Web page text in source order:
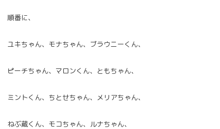
順番に、
ユキちゃん、モナちゃん、ブラウニーくん、
ピーチちゃん、マロンくん、ともちゃん、
ミントくん、ちとせちゃん、メリアちゃん、
ねぶ蔵くん、モコちゃん、ルナちゃん、